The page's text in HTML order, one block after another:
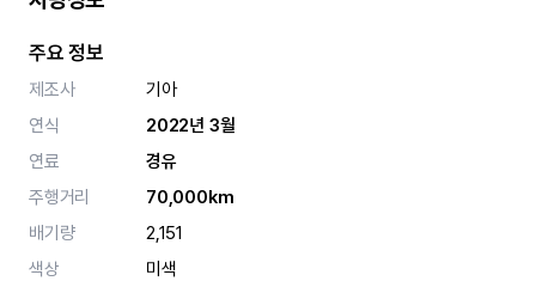
주요 정보
제조사
기아
연식
2022년 3월
연료
경유
주행거리
70,000km
배기량
2,151
색상
미색